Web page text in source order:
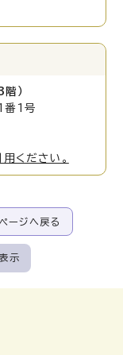
）
1号
ください。
ージへ戻る
示